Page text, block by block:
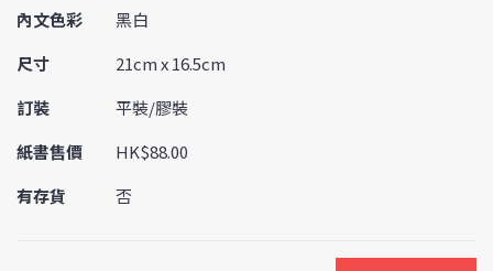
內文色彩
黑白
尺寸
21cm x 16.5cm
訂裝
平裝/膠裝
紙書售價
HK$88.00
有存貨
否